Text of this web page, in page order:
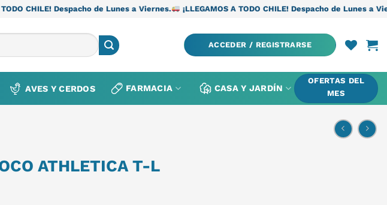
de Lunes a Viernes. ¡LLEGAMOS A TODO CHILE! Despacho de Lunes a Viernes.
ACCEDER / REGISTRARSE
AVES Y CERDOS FARMACIA CASA Y JARDÍN
OFERTAS DEL
MES
ATHLETICA T-L